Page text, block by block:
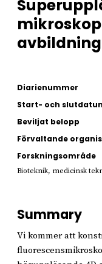
avbildning
Diarienummer
Start- och
Beviljat belopp
Förvaltande
Forskningsområde
Bioteknik, medicinsk
Summary
Vi kommer att